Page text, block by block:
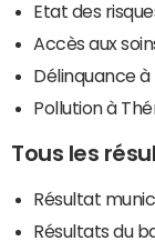
Etat des
Accès aux
Délinquance
Pollution à
Tous les
Résultat
Résultats du